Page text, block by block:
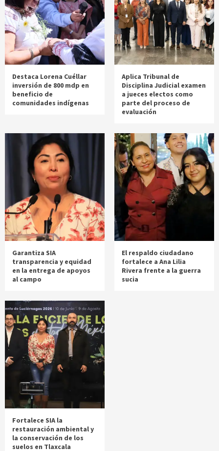
Destaca Lorena Cuéllar
inversión de 800 mdp en
beneficio de
comunidades indígenas
Aplica Tribunal de
Disciplina Judicial examen
a jueces electos como
parte del proceso de
evaluación
Garantiza SIA
transparencia y equidad
en la entrega de apoyos
al campo
El respaldo ciudadano
fortalece a Ana Lilia
Rivera frente a la guerra
sucia
Fortalece SIA la
restauración ambiental y
la conservación de los
suelos en Tlaxcala